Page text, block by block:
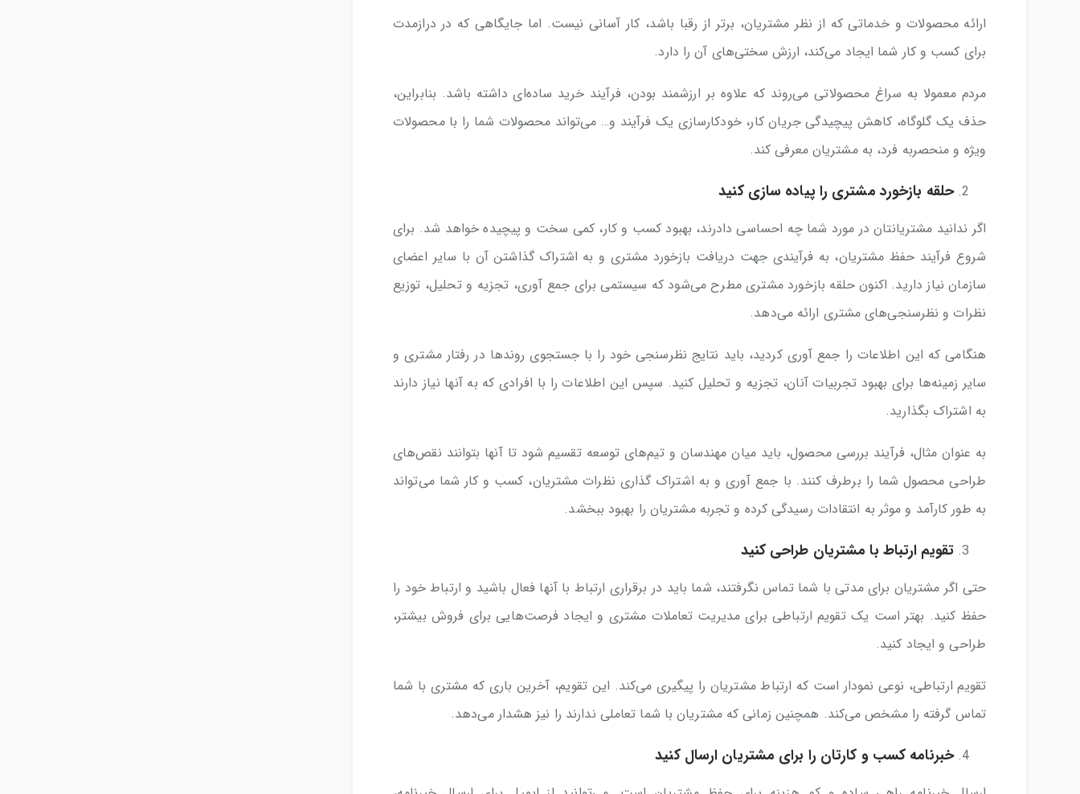
ارائه محصولات و خدماتی که از نظر مشتریان، برتر از رقبا باشد، کار آسانی نیست. اما جایگاهی که در درازمدت
برای کسب و کار شما ایجاد می‌کند، ارزش سختی‌های آن را دارد.
مردم معمولا به سراغ محصولاتی می‌روند که علاوه بر ارزشمند بودن، فرآیند خرید ساده‌ای داشته باشد. بنابراین،
حذف یک گلوگاه، کاهش پیچیدگی جریان کار، خودکارسازی یک فرآیند و… می‌تواند محصولات شما را با محصولات
ویژه و منحصربه فرد، به مشتریان معرفی کند.
حلقه بازخورد مشتری را پیاده سازی کنید
اگر ندانید مشتریانتان در مورد شما چه احساسی دادرند، بهبود کسب و کار، کمی سخت و پیچیده خواهد شد. برای
شروع فرآیند حفظ مشتریان، به فرآیندی جهت دریافت بازخورد مشتری و به اشتراک گذاشتن آن با سایر اعضای
سازمان نیاز دارید. اکنون حلقه بازخورد مشتری مطرح می‌شود که سیستمی برای جمع آوری، تجزیه و تحلیل، توزیع
نظرات و نظرسنجی‌های مشتری ارائه می‌دهد.
هنگامی که این اطلاعات را جمع آوری کردید، باید نتایج نظرسنجی‌ خود را با جستجوی روندها در رفتار مشتری و
سایر زمینه‌ها برای بهبود تجربیات آنان، تجزیه و تحلیل کنید. سپس این اطلاعات را با افرادی که به آنها نیاز دارند
به اشتراک بگذارید.
به عنوان مثال، فرآیند بررسی محصول، باید میان مهندسان و تیم‌های توسعه تقسیم شود تا آنها بتوانند نقص‌های
طراحی محصول شما را برطرف کنند. با جمع آوری و به اشتراک گذاری نظرات مشتریان، کسب و کار شما می‌تواند
به طور کارآمد و موثر به انتقادات رسیدگی کرده و تجربه مشتریان را بهبود ببخشد.
تقویم ارتباط با مشتریان طراحی کنید
حتی اگر مشتریان برای مدتی با شما تماس نگرفتند، شما باید در برقراری ارتباط با آنها فعال باشید و ارتباط خود را
حفظ کنید. بهتر است یک تقویم ارتباطی برای مدیریت تعاملات مشتری و ایجاد فرصت‌هایی برای فروش بیشتر،
طراحی و ایجاد کنید.
تقویم ارتباطی، نوعی نمودار است که ارتباط مشتریان را پیگیری می‌کند. این تقویم، آخرین باری که مشتری با شما
تماس گرفته را مشخص می‌کند. همچنین زمانی که مشتریان با شما تعاملی ندارند را نیز هشدار می‌دهد.
خبرنامه کسب و کارتان را برای مشتریان ارسال کنید